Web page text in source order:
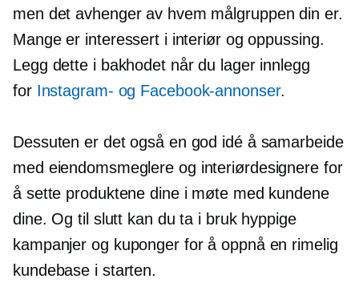
men det avhenger av hvem målgruppen din er.
Mange er interessert i interiør og oppussing.
Legg dette i bakhodet når du lager innlegg
for Instagram- og Facebook-annonser.
Dessuten er det også en god idé å samarbeide
med eiendomsmeglere og interiørdesignere for
å sette produktene dine i møte med kundene
dine. Og til slutt kan du ta i bruk hyppige
kampanjer og kuponger for å oppnå en rimelig
kundebase i starten.